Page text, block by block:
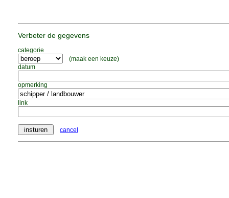
Verbeter de gegevens
categorie
(maak een keuze)
datum
opmerking
link
cancel